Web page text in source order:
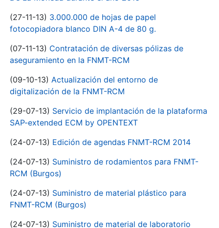
(27-11-13) 3.000.000 de hojas de papel
fotocopiadora blanco DIN A-4 de 80 g.
(07-11-13) Contratación de diversas pólizas de
aseguramiento en la FNMT-RCM
(09-10-13) Actualización del entorno de
digitalización de la FNMT-RCM
(29-07-13) Servicio de implantación de la plataforma
SAP-extended ECM by OPENTEXT
(24-07-13) Edición de agendas FNMT-RCM 2014
(24-07-13) Suministro de rodamientos para FNMT-
RCM (Burgos)
(24-07-13) Suministro de material plástico para
FNMT-RCM (Burgos)
(24-07-13) Suministro de material de laboratorio